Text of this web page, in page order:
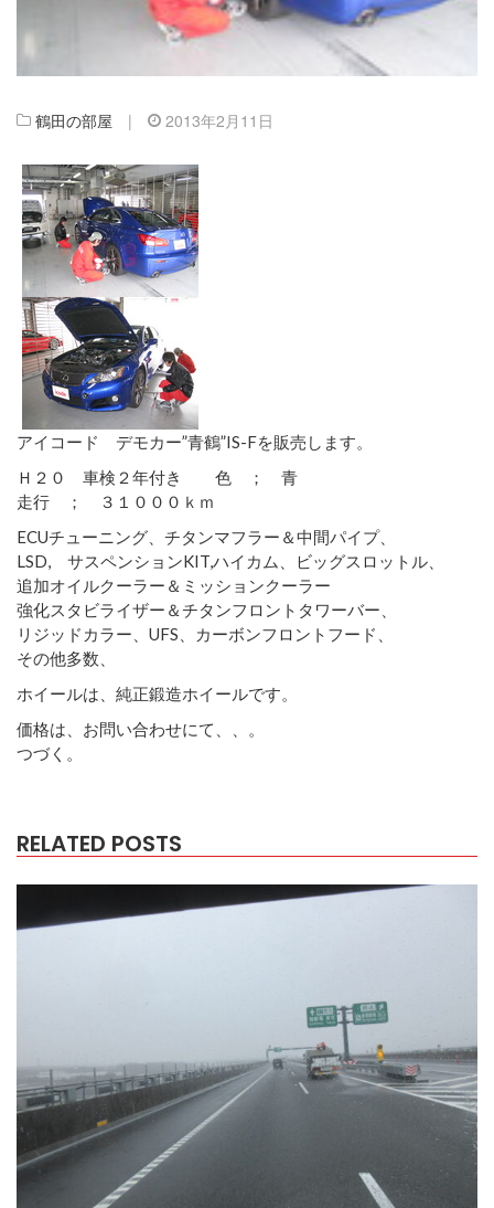
鶴田の部屋 | 2013年2月11日
アイコード デモカー”青鶴”IS-Fを販売します。
Ｈ２０ 車検２年付き 色 ； 青
走行 ； ３１０００ｋｍ
ECUチューニング、チタンマフラー＆中間パイプ、
LSD, サスペンションKIT,ハイカム、ビッグスロットル、
追加オイルクーラー＆ミッションクーラー
強化スタビライザー＆チタンフロントタワーバー、
リジッドカラー、UFS、カーボンフロントフード、
その他多数、
ホイールは、純正鍛造ホイールです。
価格は、お問い合わせにて、、。
つづく。
RELATED POSTS